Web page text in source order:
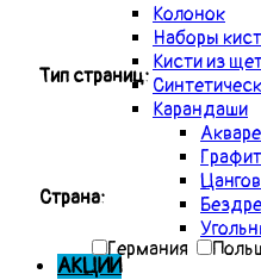
Колонок
Наборы
Кисти из
Карандаши
АКЦИИ
Тип страниц:
Страна:
Германия